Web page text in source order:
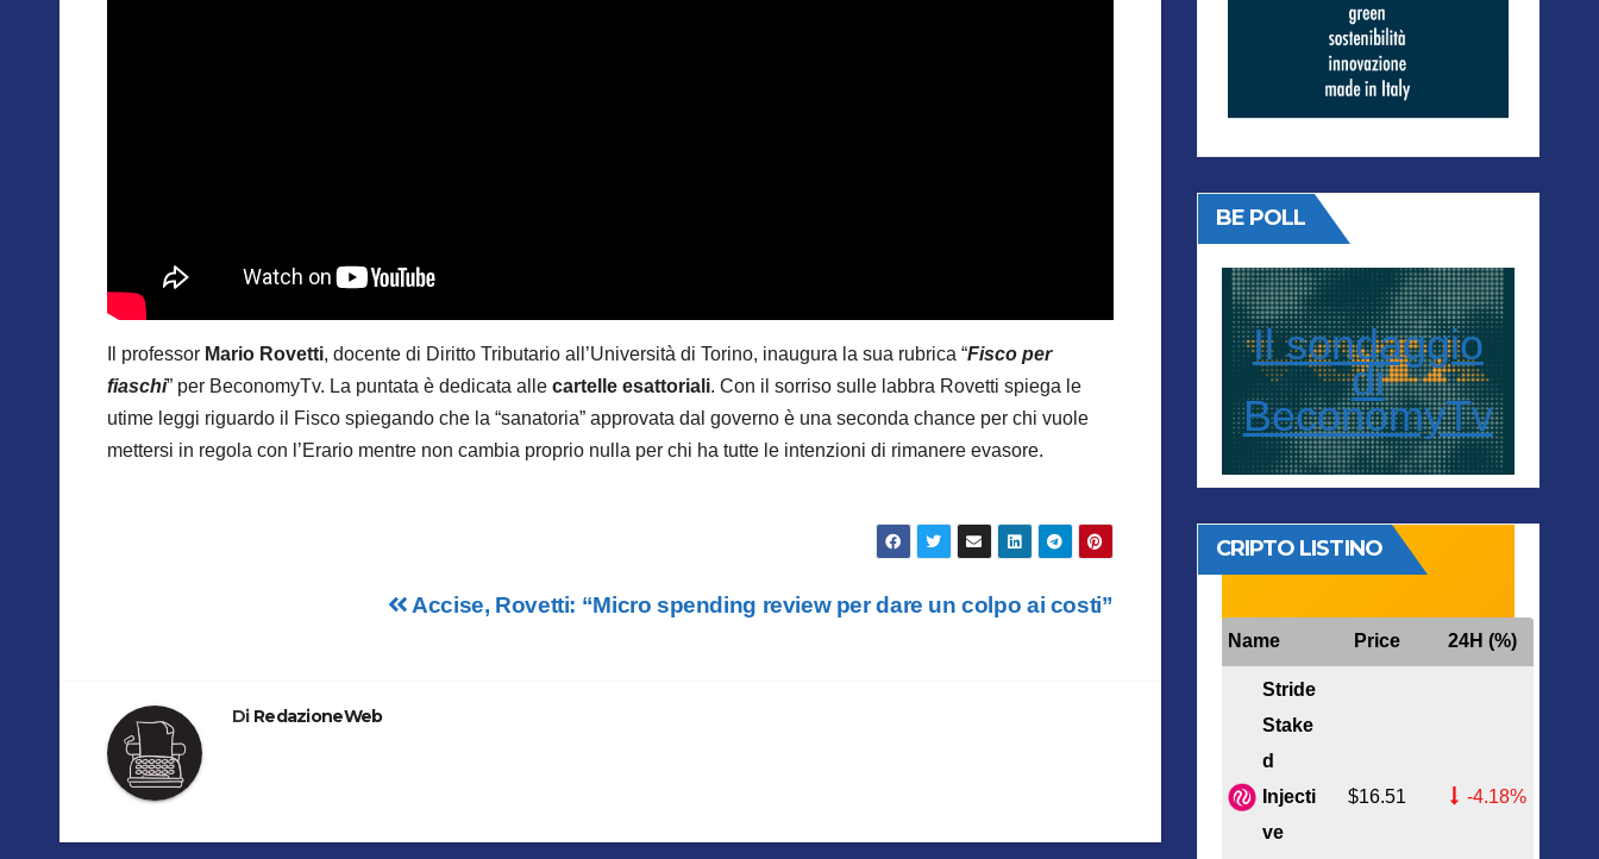
Il professor Mario Rovetti, docente di Diritto Tributario all’Università di Torino, inaugura la sua rubrica “Fisco per
fiaschi” per BeconomyTv. La puntata è dedicata alle cartelle esattoriali. Con il sorriso sulle labbra Rovetti spiega le
utime leggi riguardo il Fisco spiegando che la “sanatoria” approvata dal governo è una seconda chance per chi vuole
mettersi in regola con l’Erario mentre non cambia proprio nulla per chi ha tutte le intenzioni di rimanere evasore.
Accise, Rovetti: “Micro spending review per dare un colpo ai costi”
Di RedazioneWeb
BE POLL
Il sondaggio
di
BeconomyTv
CRIPTO LISTINO
Name Price 24H (%)
Stride
Stake
d
Injecti
ve
$16.51 -4.18%